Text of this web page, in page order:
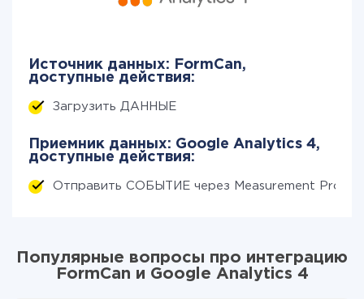
Источник данных: FormCan,
доступные действия:
Загрузить ДАННЫЕ
Приемник данных: Google Analytics 4,
доступные действия:
Отправить СОБЫТИЕ через Measurement
Популярные вопросы про интеграцию
FormCan и Google Analytics 4